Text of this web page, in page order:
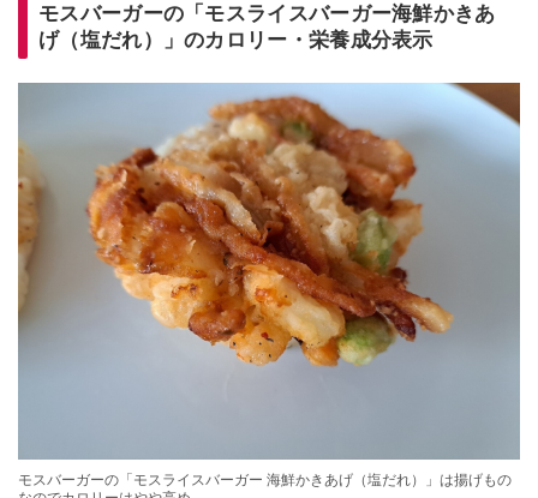
モスバーガーの「モスライスバーガー海鮮かきあ
げ（塩だれ）」のカロリー・栄養成分表示
モスバーガーの「モスライスバーガー 海鮮かきあげ（塩だれ）」は揚げもの